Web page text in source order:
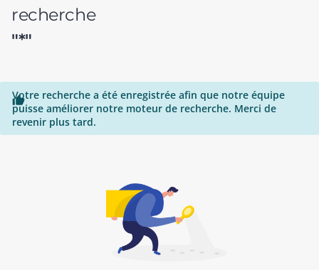
recherche
"*"

Votre recherche a été enregistrée afin que notre équipe
puisse améliorer notre moteur de recherche. Merci de
revenir plus tard.